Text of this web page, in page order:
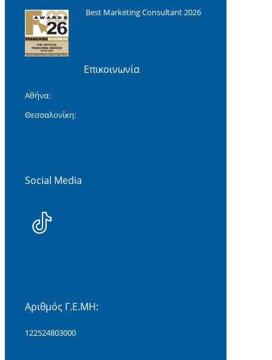
Best Marketing Consultant 2026
Επικοινωνία
Αθήνα:
Θεσσαλονίκη:
Social Media
Αριθμός Γ.Ε.ΜΗ:
122524803000